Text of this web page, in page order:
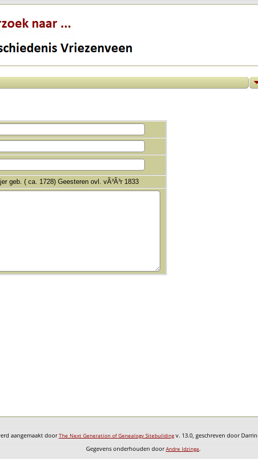
geb. ( ca. 1728) Geesteren ovl. vÃ³Ã³r 1833
aangemaakt doorThe Next Generation of Genealogy Sitebuildingv. 13.0, geschreven door
Gegevens onderhouden doorAndre Idzinga.